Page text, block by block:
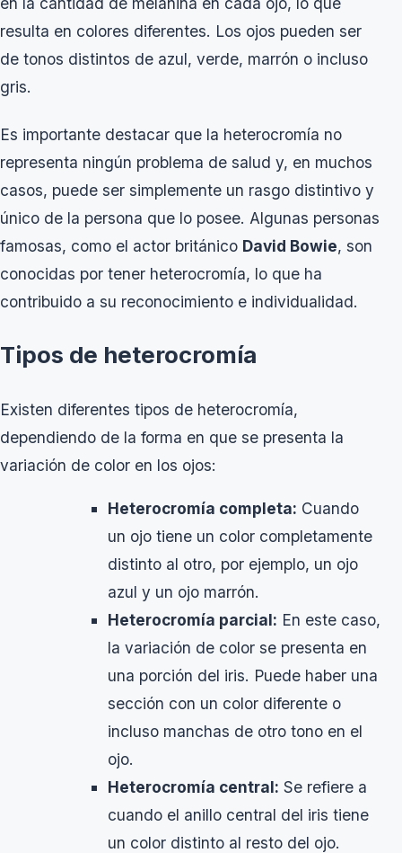
resulta en colores diferentes. Los ojos pueden ser
de tonos distintos de azul, verde, marrón o incluso
gris.
Es importante destacar que la heterocromía no
representa ningún problema de salud y, en muchos
casos, puede ser simplemente un rasgo distintivo y
único de la persona que lo posee. Algunas personas
famosas, como el actor británico David Bowie, son
conocidas por tener heterocromía, lo que ha
contribuido a su reconocimiento e individualidad.
Tipos de heterocromía
Existen diferentes tipos de heterocromía,
dependiendo de la forma en que se presenta la
variación de color en los ojos:
Heterocromía completa: Cuando
un ojo tiene un color completamente
distinto al otro, por ejemplo, un ojo
azul y un ojo marrón.
Heterocromía parcial: En este caso,
la variación de color se presenta en
una porción del iris. Puede haber una
sección con un color diferente o
incluso manchas de otro tono en el
ojo.
Heterocromía central: Se refiere a
cuando el anillo central del iris tiene
un color distinto al resto del ojo.